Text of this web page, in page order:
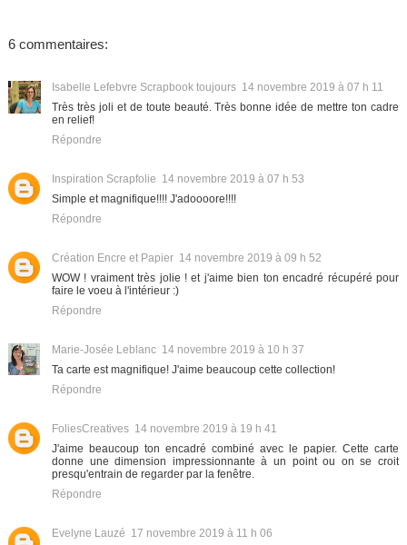
6 commentaires:
Isabelle Lefebvre Scrapbook toujours 14 novembre 2019 à 07 h 11
Très très joli et de toute beauté. Très bonne idée de mettre ton cadre
en relief!
Répondre
Inspiration Scrapfolie 14 novembre 2019 à 07 h 53
Simple et magnifique!!!! J'adoooore!!!!
Répondre
Création Encre et Papier 14 novembre 2019 à 09 h 52
WOW ! vraiment très jolie ! et j'aime bien ton encadré récupéré pour
faire le voeu à l'intérieur :)
Répondre
Marie-Josée Leblanc 14 novembre 2019 à 10 h 37
Ta carte est magnifique! J'aime beaucoup cette collection!
Répondre
FoliesCreatives 14 novembre 2019 à 19 h 41
J'aime beaucoup ton encadré combiné avec le papier. Cette carte
donne une dimension impressionnante à un point ou on se croit
presqu'entrain de regarder par la fenêtre.
Répondre
Evelyne Lauzé 17 novembre 2019 à 11 h 06